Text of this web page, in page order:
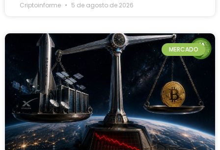
Criptoinforme 5 de agosto de 2026
MERCADO